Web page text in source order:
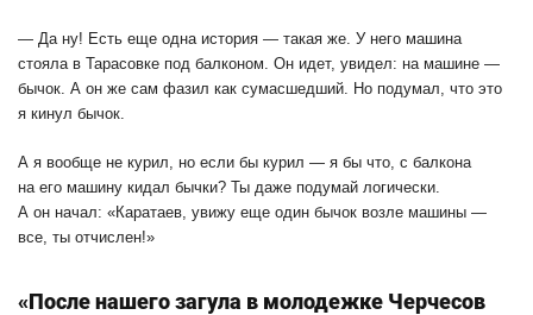
— Да ну! Есть еще одна история — такая же. У него машина
стояла в Тарасовке под балконом. Он идет, увидел: на машине —
бычок. А он же сам фазил как сумасшедший. Но подумал, что это
я кинул бычок.
А я вообще не курил, но если бы курил — я бы что, с балкона
на его машину кидал бычки? Ты даже подумай логически.
А он начал: «Каратаев, увижу еще один бычок возле машины —
все, ты отчислен!»
«После нашего загула в молодежке Черчесов